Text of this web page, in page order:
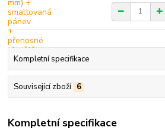
Kompletní specifikace
Související zboží 6
Kompletní specifikace